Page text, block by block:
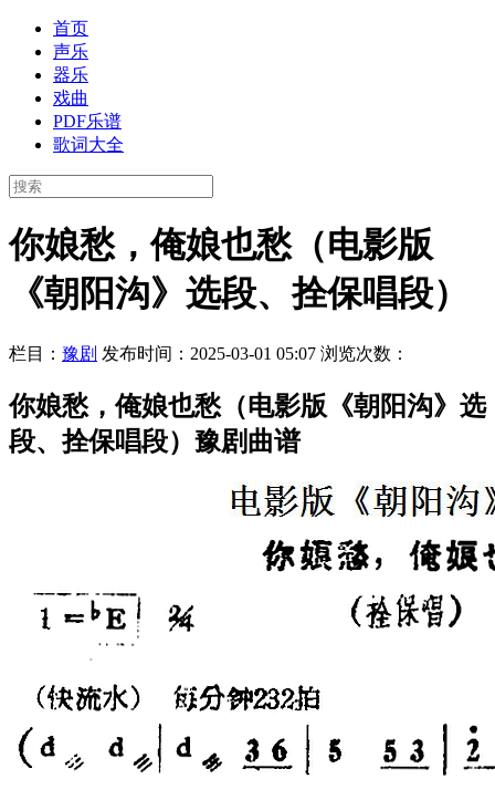
首页
声乐
器乐
戏曲
PDF乐谱
歌词大全
你娘愁，俺娘也愁（电影版
《朝阳沟》选段、拴保唱段）
栏目： 豫剧 发布时间：2025-03-01 05:07 浏览次数：
你娘愁，俺娘也愁（电影版《朝阳沟》选
段、拴保唱段）豫剧曲谱